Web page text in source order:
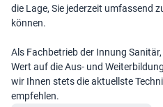
die Lage, Sie jederzeit umfassend
können.
Als Fachbetrieb der Innung
Wert auf die Aus- und
wir Ihnen stets die aktuellste
empfehlen.